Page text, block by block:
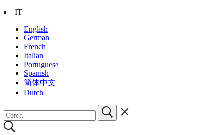
IT
English
German
French
Italian
Portuguese
Spanish
简体中文
Dutch